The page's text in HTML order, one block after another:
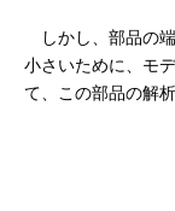
しかし、部品の
小さいために、モ
て、この部品の解